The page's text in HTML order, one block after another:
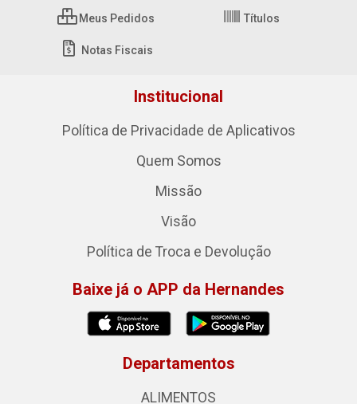
Meus Pedidos Títulos
Notas Fiscais
Institucional
Política de Privacidade de Aplicativos
Quem Somos
Missão
Visão
Política de Troca e Devolução
Baixe já o APP da Hernandes
Departamentos
ALIMENTOS